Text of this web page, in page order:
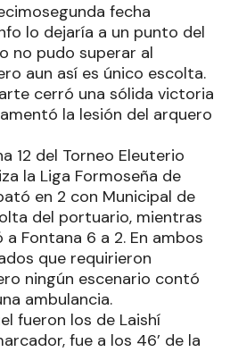
fecha
lo dejaría a un punto del
no pudo superar al
aun así es único escolta.
cerró una sólida victoria
la lesión del arquero
12 del Torneo Eleuterio
la Liga Formoseña de
en 2 con Municipal de
del portuario, mientras
Fontana 6 a 2. En ambos
que requirieron
ningún escenario contó
ambulancia.
fueron los de Laishí
fue a los 46’ de la